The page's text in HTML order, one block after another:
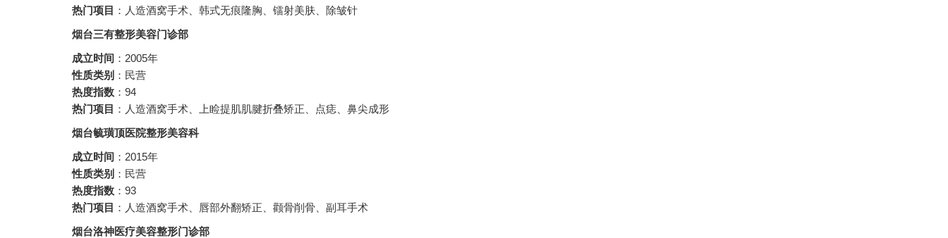
热门项目 ：人造酒窝手术、韩式无痕隆胸、镭射美肤、除皱针
烟台三有整形美容门诊部
成立时间 ：2005年
性质类别 ：民营
热度指数 ：94
热门项目 ：人造酒窝手术、上睑提肌肌腱折叠矫正、点痣、鼻尖成形
烟台毓璜顶医院整形美容科
成立时间 ：2015年
性质类别 ：民营
热度指数 ：93
热门项目 ：人造酒窝手术、唇部外翻矫正、颧骨削骨、副耳手术
烟台洛神医疗美容整形门诊部